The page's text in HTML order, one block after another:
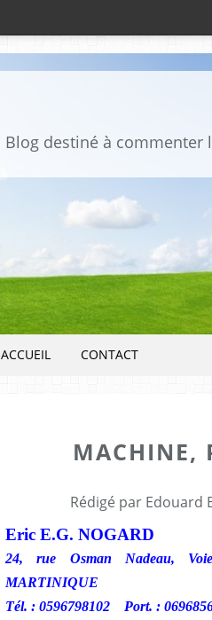
ACCUEIL CONTACT
MACHINE,
Rédigé par Edouard
Eric E.G. NOGARD
24, rue Osman Nadeau,
MARTINIQUE
Tél. : 0596798102 Port. :